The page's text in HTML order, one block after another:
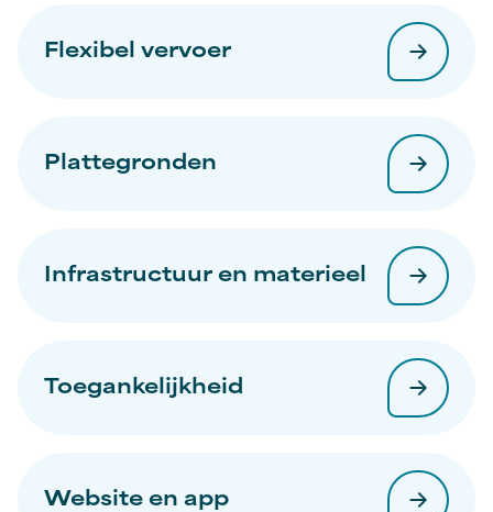
Flexibel vervoer
Plattegronden
Infrastructuur en materieel
Toegankelijkheid
Website en app